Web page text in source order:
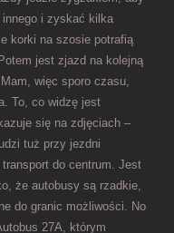
i zyskać kilka
korki na szosie potrafią
jest zjazd na kolejną
więc sporo czasu,
To, co widzę jest
się na zdjęciach –
tuż przy jezdni
do centrum. Jest
że autobusy są rzadkie,
do granic możliwości. No
27A, którym